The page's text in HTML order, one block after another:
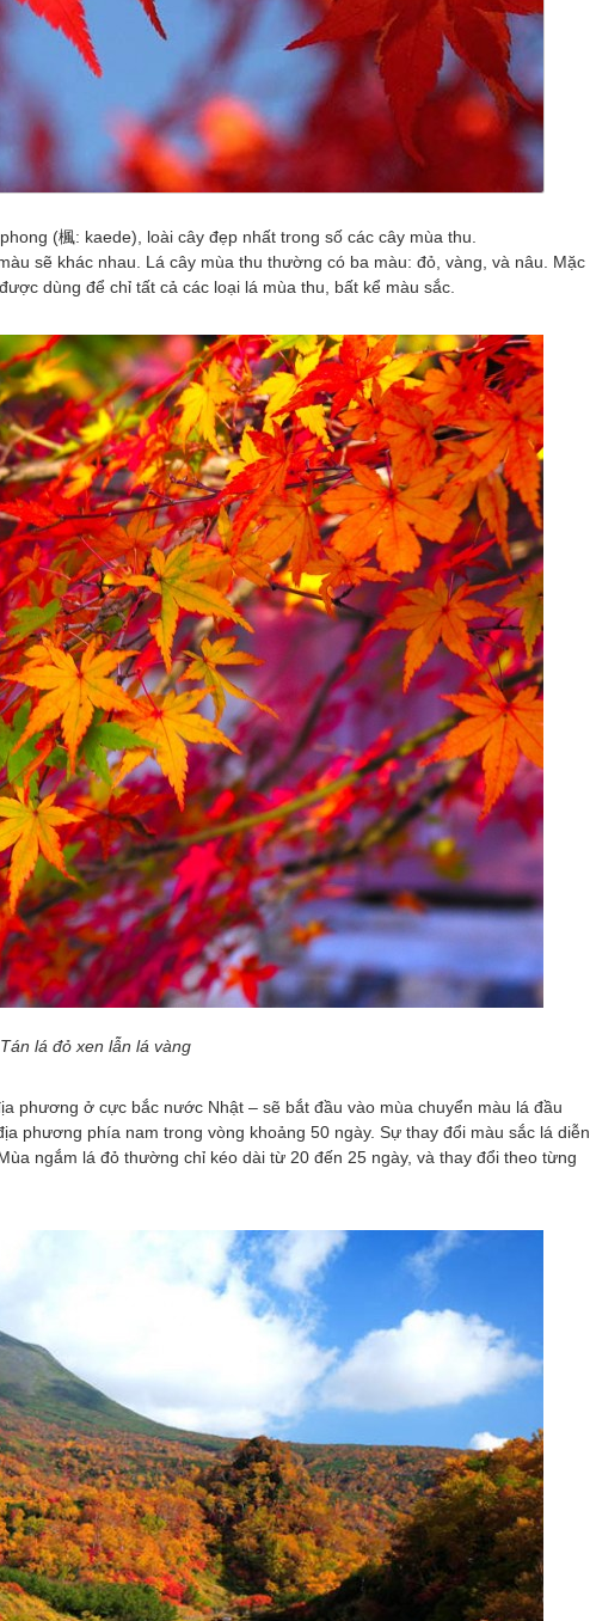
(楓: kaede), loài cây đẹp nhất trong số các cây mùa thu.
sẽ khác nhau. Lá cây mùa thu thường có ba màu: đỏ, vàng, và nâu. Mặc
dùng để chỉ tất cả các loại lá mùa thu, bất kể màu sắc.
Tán lá đỏ xen lẫn lá vàng
phương ở cực bắc nước Nhật – sẽ bắt đầu vào mùa chuyển màu lá đầu
phương phía nam trong vòng khoảng 50 ngày. Sự thay đổi màu sắc lá diễn
ngắm lá đỏ thường chỉ kéo dài từ 20 đến 25 ngày, và thay đổi theo từng